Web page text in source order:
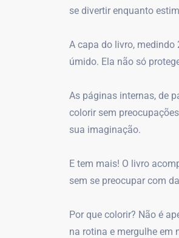
se divertir enquanto
A capa do livro,
úmido. Ela não só
As páginas internas, de
colorir sem
sua imaginação.
E tem mais! O livro
sem se preocupar com
Por que colorir? Não é
na rotina e mergulhe em